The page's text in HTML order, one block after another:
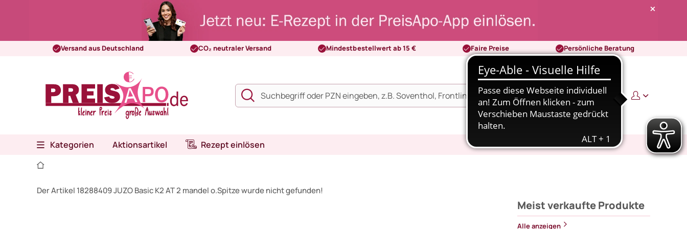
Versand aus Deutschland CO₂ neutraler Versand Mindestbestellwert ab 15 € Faire Preise Persönliche Beratung
0 0,00 €
Kategorien Aktionsartikel Rezept einlösen
Der Artikel 18288409 JUZO Basic K2 AT 2 mandel o.Spitze wurde nicht gefunden!
Meist verkaufte Produkte
Alle anzeigen